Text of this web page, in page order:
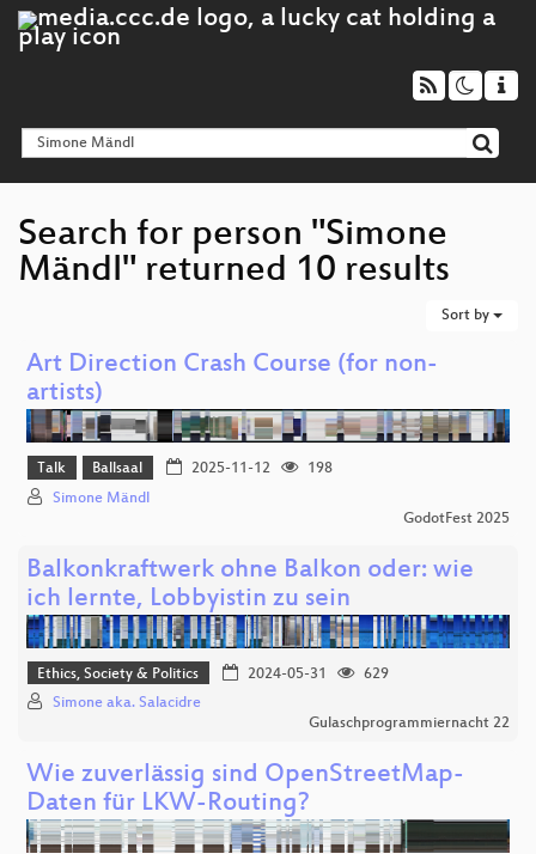
Search for person "Simone
Mändl" returned 10 results
Sort by
Art Direction Crash Course (for non-
artists)
Talk Ballsaal 2025-11-12
198
Simone Mändl
GodotFest 2025
Balkonkraftwerk ohne Balkon oder: wie
ich lernte, Lobbyistin zu sein
Ethics, Society & Politics 2024-05-31
629
Simone aka. Salacidre
Gulaschprogrammiernacht 22
Wie zuverlässig sind OpenStreetMap-
Daten für LKW-Routing?